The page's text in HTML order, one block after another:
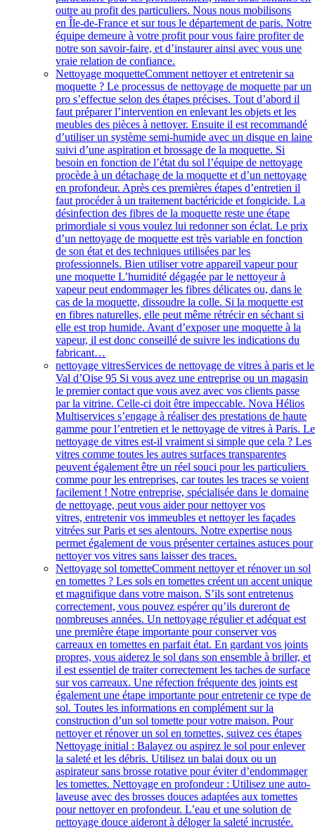
outre au profit des particuliers. Nous nous mobilisons
en Île-de-France et sur tous le département de paris. Notre
équipe demeure à votre profit pour vous faire profiter de
notre son savoir-faire, et d’instaurer ainsi avec vous une
vraie relation de confiance.
Nettoyage moquetteComment nettoyer et entretenir sa
moquette ? Le processus de nettoyage de moquette par un
pro s’effectue selon des étapes précises. Tout d’abord il
faut préparer l’intervention en enlevant les objets et les
meubles des pièces à nettoyer. Ensuite il est recommandé
d’utiliser un système semi-humide avec un disque en laine
suivi d’une aspiration et brossage de la moquette. Si
besoin en fonction de l’état du sol l’équipe de nettoyage
procède à un détachage de la moquette et d’un nettoyage
en profondeur. Après ces premières étapes d’entretien il
faut procéder à un traitement bactéricide et fongicide. La
désinfection des fibres de la moquette reste une étape
primordiale si vous voulez lui redonner son éclat. Le prix
d’un nettoyage de moquette est très variable en fonction
de son état et des techniques utilisées par les
professionnels. Bien utiliser votre appareil vapeur pour
une moquette L’humidité dégagée par le nettoyeur à
vapeur peut endommager les fibres délicates ou, dans le
cas de la moquette, dissoudre la colle. Si la moquette est
en fibres naturelles, elle peut même rétrécir en séchant si
elle est trop humide. Avant d’exposer une moquette à la
vapeur, il est donc conseillé de suivre les indications du
fabricant…
nettoyage vitresServices de nettoyage de vitres à paris et le
Val d’Oise 95 Si vous avez une entreprise ou un magasin
le premier contact que vous avez avec vos clients passe
par la vitrine. Celle-ci doit être impeccable. Nova Hélios
Multiservices s’engage à réaliser des prestations de haute
gamme pour l’entretien et le nettoyage de vitres à Paris. Le
nettoyage de vitres est-il vraiment si simple que cela ? Les
vitres comme toutes les autres surfaces transparentes
peuvent également être un réel souci pour les particuliers
comme pour les entreprises, car toutes les traces se voient
facilement ! Notre entreprise, spécialisée dans le domaine
de nettoyage, peut vous aider pour nettoyer vos
vitres, entretenir vos immeubles et nettoyer les façades
vitrées sur Paris et ses alentours. Notre expertise nous
permet également de vous présenter certaines astuces pour
nettoyer vos vitres sans laisser des traces.
Nettoyage sol tometteComment nettoyer et rénover un sol
en tomettes ? Les sols en tomettes créent un accent unique
et magnifique dans votre maison. S’ils sont entretenus
correctement, vous pouvez espérer qu’ils dureront de
nombreuses années. Un nettoyage régulier et adéquat est
une première étape importante pour conserver vos
carreaux en tomettes en parfait état. En gardant vos joints
propres, vous aiderez le sol dans son ensemble à briller, et
il est essentiel de traiter correctement les taches de surface
sur vos carreaux. Une réfection fréquente des joints est
également une étape importante pour entretenir ce type de
sol. Toutes les informations en complément sur la
construction d’un sol tomette pour votre maison. Pour
nettoyer et rénover un sol en tomettes, suivez ces étapes
Nettoyage initial : Balayez ou aspirez le sol pour enlever
la saleté et les débris. Utilisez un balai doux ou un
aspirateur sans brosse rotative pour éviter d’endommager
les tomettes. Nettoyage en profondeur : Utilisez une auto-
laveuse avec des brosses douces adaptées aux tomettes
pour nettoyer en profondeur. L’eau et une solution de
nettoyage douce aideront à déloger la saleté incrustée.